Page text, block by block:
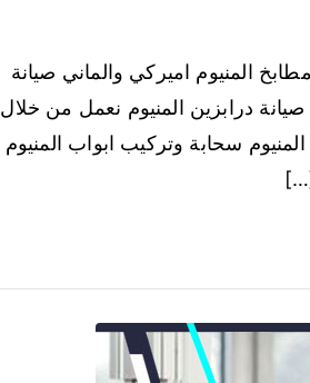
المنيوم اميركي والماني صيانة
درابزين المنيوم نعمل من خلال
سحابة وتركيب ابواب المنيوم